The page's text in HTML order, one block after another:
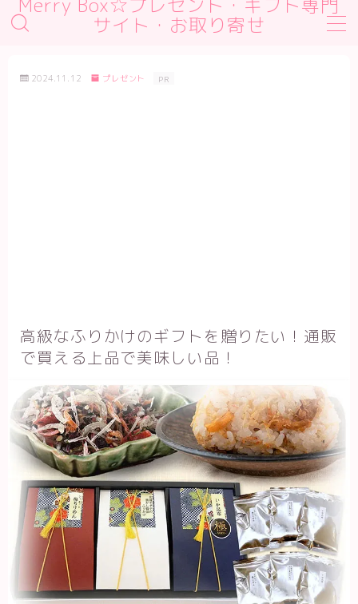
サイト・お取り寄せ
デモプリセット記事 #1
2024.11.12 プレゼント PR
高級なふりかけのギフトを贈りたい！通販
で買える上品で美味しい品！